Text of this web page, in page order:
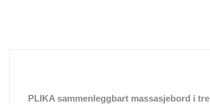
PLIKA sammenleggbart massasjebord i tre